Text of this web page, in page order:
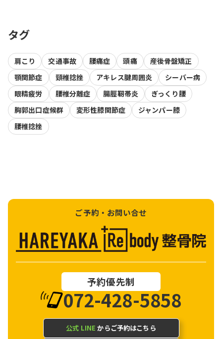
タグ
肩こり 交通事故 腰痛症 頭痛
産後骨盤矯正
顎関節症
頸椎捻挫 アキレス腱周囲炎
シーバー病
眼精疲労
腰椎分離症 腸脛靭帯炎
ぎっくり腰
胸郭出口症候群
変形性膝関節症
ジャンパー膝
腰椎捻挫
ご予約・お問い合せ
予約優先制
072-428-5858
公式 LINE からご予約はこちら